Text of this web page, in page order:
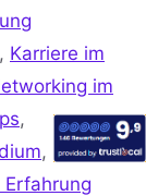
, Karriere im
im
,
,